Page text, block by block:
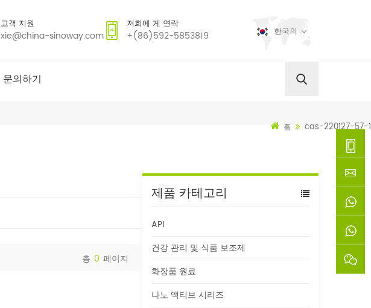
고객 지원
xie@china-sinoway.com
저희에 게 연락
+(86)592-5853819 한국의
문의하기
홈 cas-220127-57-1
제품 카테고리
API
건강 관리 및 식품 보조제
화장품 원료
나노 액티브 시리즈
총 0 페이지
5853819